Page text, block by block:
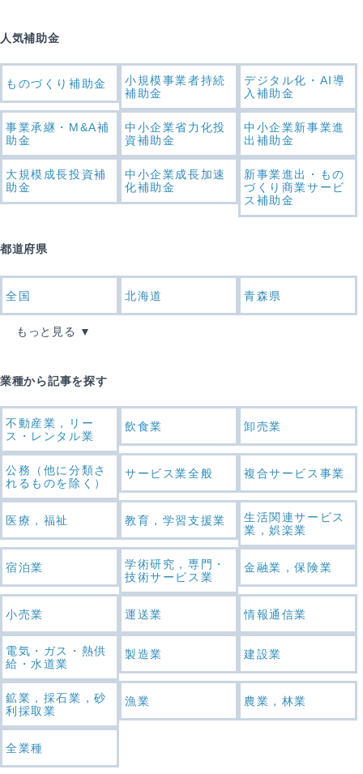
人気補助金
ものづくり補助金
小規模事業者持続
補助金
デジタル化・AI導
入補助金
事業承継・M&A補
助金
中小企業省力化投
資補助金
中小企業新事業進
出補助金
大規模成長投資補
助金
中小企業成長加速
化補助金
新事業進出・もの
づくり商業サービ
ス補助金
都道府県
全国 北海道 青森県
もっと見る
業種から記事を探す
不動産業，リー
ス・レンタル業
飲食業 卸売業
公務（他に分類さ
れるものを除く）
サービス業全般 複合サービス事業
医療，福祉 教育，学習支援業
生活関連サービス
業，娯楽業
宿泊業
学術研究，専門・
技術サービス業
金融業，保険業
小売業 運送業 情報通信業
電気・ガス・熱供
給・水道業
製造業 建設業
鉱業，採石業，砂
利採取業
漁業 農業，林業
全業種